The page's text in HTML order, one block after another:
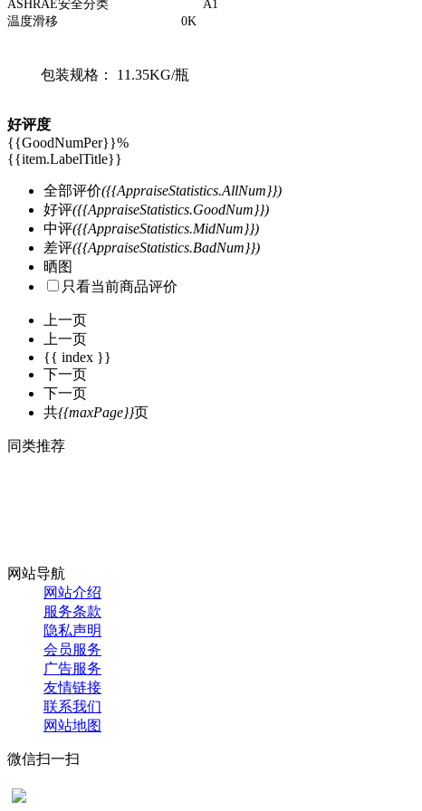
ASHRAE安全分类 A1
温度滑移 0K
包装规格： 11.35KG/瓶
好评度
{{GoodNumPer}}%
{{item.LabelTitle}}
全部评价({{AppraiseStatistics.AllNum}})
好评({{AppraiseStatistics.GoodNum}})
中评({{AppraiseStatistics.MidNum}})
差评({{AppraiseStatistics.BadNum}})
晒图
只看当前商品评价
上一页
上一页
{{ index }}
下一页
下一页
共{{maxPage}}页
同类推荐
网站导航
网站介绍
服务条款
隐私声明
会员服务
广告服务
友情链接
联系我们
网站地图
微信扫一扫